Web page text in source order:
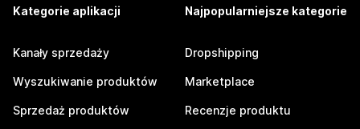
Kategorie aplikacji
Kanały sprzedaży
Wyszukiwanie produktów
Sprzedaż produktów
Najpopularniejsze kategorie
Dropshipping
Marketplace
Recenzje produktu